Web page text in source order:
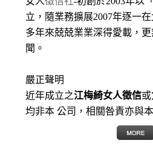
立，隨業務擴展2007年逐一
多年來兢兢業業深得愛載，
聞。
嚴正聲明
近年成立之江梅綺女人徵信或
均非本 公司，相關咎責亦與